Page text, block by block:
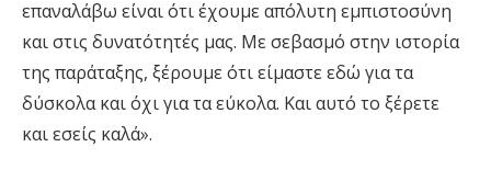
επαναλάβω είναι ότι έχουμε απόλυτη εμπιστοσύνη
και στις δυνατότητές μας. Με σεβασμό στην ιστορία
της παράταξης, ξέρουμε ότι είμαστε εδώ για τα
δύσκολα και όχι για τα εύκολα. Και αυτό το ξέρετε
και εσείς καλά».